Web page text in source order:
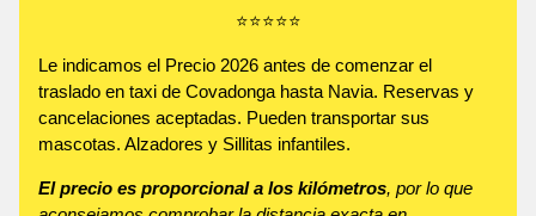
⭐️⭐️⭐️⭐️⭐️
Le indicamos el Precio 2026 antes de comenzar el
traslado en taxi de Covadonga hasta Navia. Reservas y
cancelaciones aceptadas. Pueden transportar sus
mascotas. Alzadores y Sillitas infantiles.
El precio es proporcional a los kilómetros, por lo que